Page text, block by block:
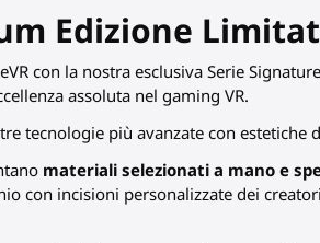
Edizione
con la nostra esclusiva Serie
assoluta nel gaming VR.
tecnologie più avanzate con
materiali selezionati a mano e
con incisioni personalizzate dei